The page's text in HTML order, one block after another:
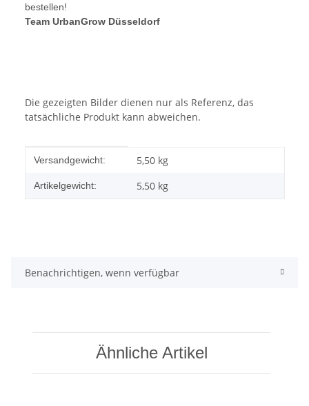
bestellen!
Team UrbanGrow Düsseldorf
Die gezeigten Bilder dienen nur als Referenz, das
tatsächliche Produkt kann abweichen.
Produkteigenschaft
Wert
Versandgewicht: 5,50 kg
Artikelgewicht: 5,50 kg
Benachrichtigen, wenn verfügbar
Ähnliche Artikel